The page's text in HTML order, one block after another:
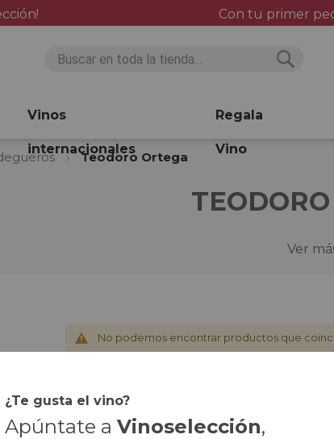
Con tu primer
Vinos
internacionales
Regala
Vino
Teodoro Ortega
Ver
No podemos encontrar productos que
¿Te gusta el vino?
Apúntate a Vinoselección,